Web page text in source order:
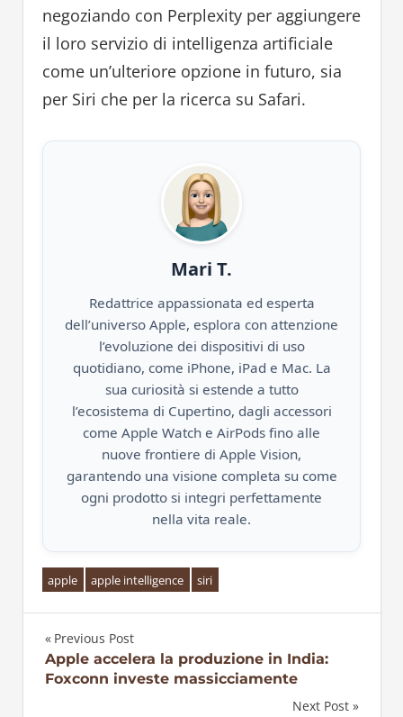
negoziando con Perplexity per aggiungere
il loro servizio di intelligenza artificiale
come un’ulteriore opzione in futuro, sia
per Siri che per la ricerca su Safari.
Mari T.
Redattrice appassionata ed esperta
dell’universo Apple, esplora con attenzione
l’evoluzione dei dispositivi di uso
quotidiano, come iPhone, iPad e Mac. La
sua curiosità si estende a tutto
l’ecosistema di Cupertino, dagli accessori
come Apple Watch e AirPods fino alle
nuove frontiere di Apple Vision,
garantendo una visione completa su come
ogni prodotto si integri perfettamente
nella vita reale.
apple apple intelligence siri
Navigazione
Previous Post
Apple accelera la produzione in India:
Foxconn investe massicciamente
Next Post